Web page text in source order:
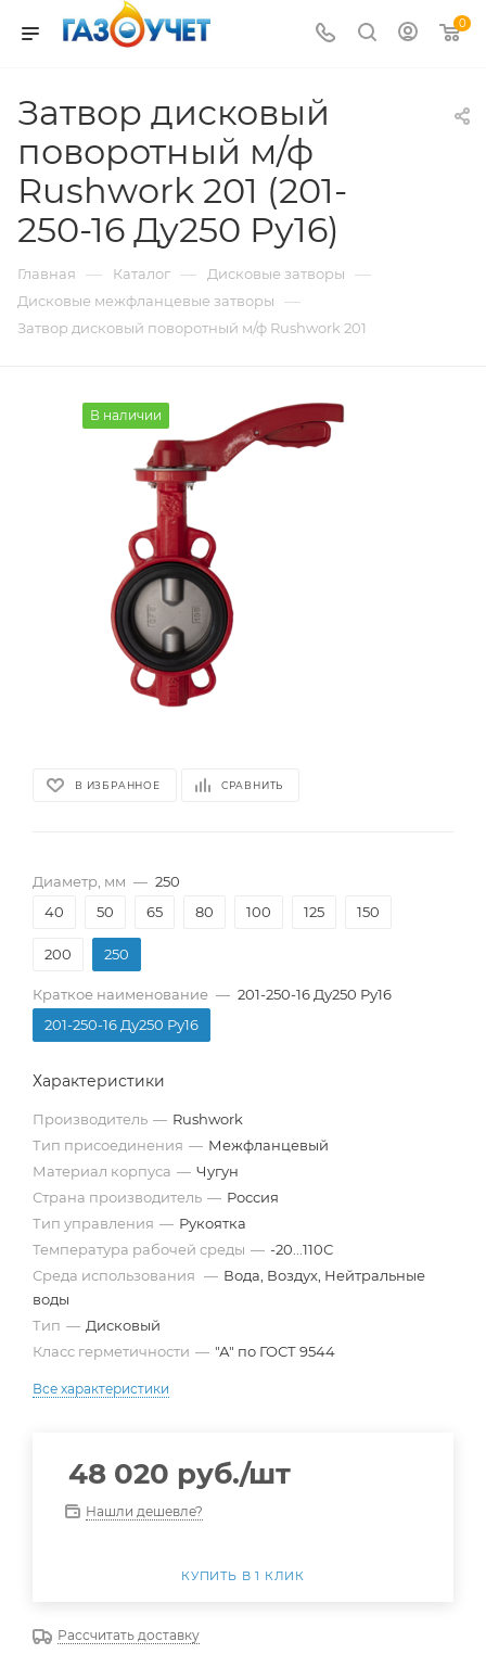
0
Затвор дисковый
поворотный м/ф
Rushwork 201 (201-
250-16 Ду250 Ру16)
Главная — Каталог — Дисковые затворы —
Дисковые межфланцевые затворы —
Затвор дисковый поворотный м/ф Rushwork 201
В наличии
В ИЗБРАННОЕ СРАВНИТЬ
Диаметр, мм — 250
40
50 65 80 100 125 150
200 250
Краткое наименование — 201-250-16 Ду250 Ру16
201-250-16 Ду250 Ру16
Характеристики
Производитель — Rushwork
Тип присоединения — Межфланцевый
Материал корпуса — Чугун
Страна производитель — Россия
Тип управления — Рукоятка
Температура рабочей среды — -20...110С
Среда использования — Вода, Воздух, Нейтральные
воды
Тип — Дисковый
Класс герметичности — "А" по ГОСТ 9544
Все характеристики
48 020 руб./шт
Нашли дешевле?
КУПИТЬ В 1 КЛИК
Рассчитать доставку